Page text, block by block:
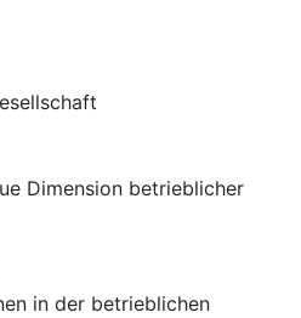
Dimension betrieblicher
in der betrieblichen